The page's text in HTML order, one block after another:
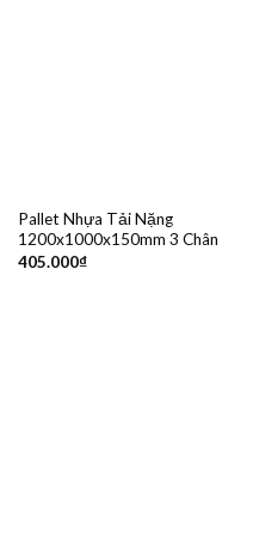
Pallet Nhựa Tải Nặng
1200x1000x150mm 3 Chân
405.000₫